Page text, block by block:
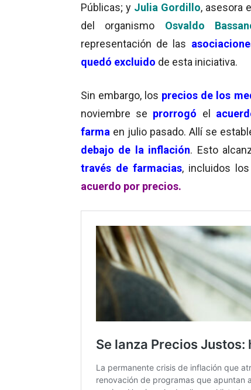
Públicas; y Julia Gordillo, asesora
del organismo Osvaldo
representación de las
quedó excluido de esta iniciativa.
Sin embargo, los precios de los
noviembre se prorrogó el
farma en julio pasado. Allí se
debajo de la inflación. Esto
través de farmacias, incluidos
acuerdo por precios.